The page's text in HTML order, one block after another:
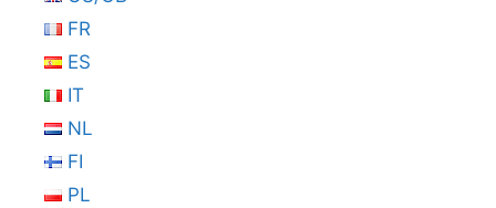
FR
ES
IT
NL
FI
PL